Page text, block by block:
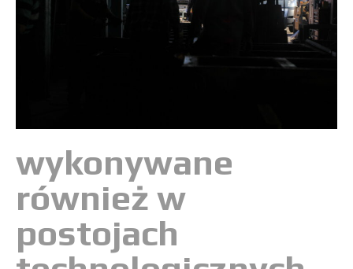
wykonywane
również w
postojach